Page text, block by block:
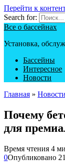
Перейти к
Search for:
Все о бассейнах
Установка,
Бассейны
Интересное
Новости
Главная » Новости
Почему
для
Время чтения 4
0Опубликовано